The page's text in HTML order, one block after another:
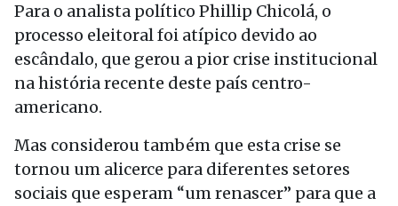
Para o analista político Phillip Chicolá, o
processo eleitoral foi atípico devido ao
escândalo, que gerou a pior crise institucional
na história recente deste país centro-
americano.
Mas considerou também que esta crise se
tornou um alicerce para diferentes setores
sociais que esperam “um renascer” para que a